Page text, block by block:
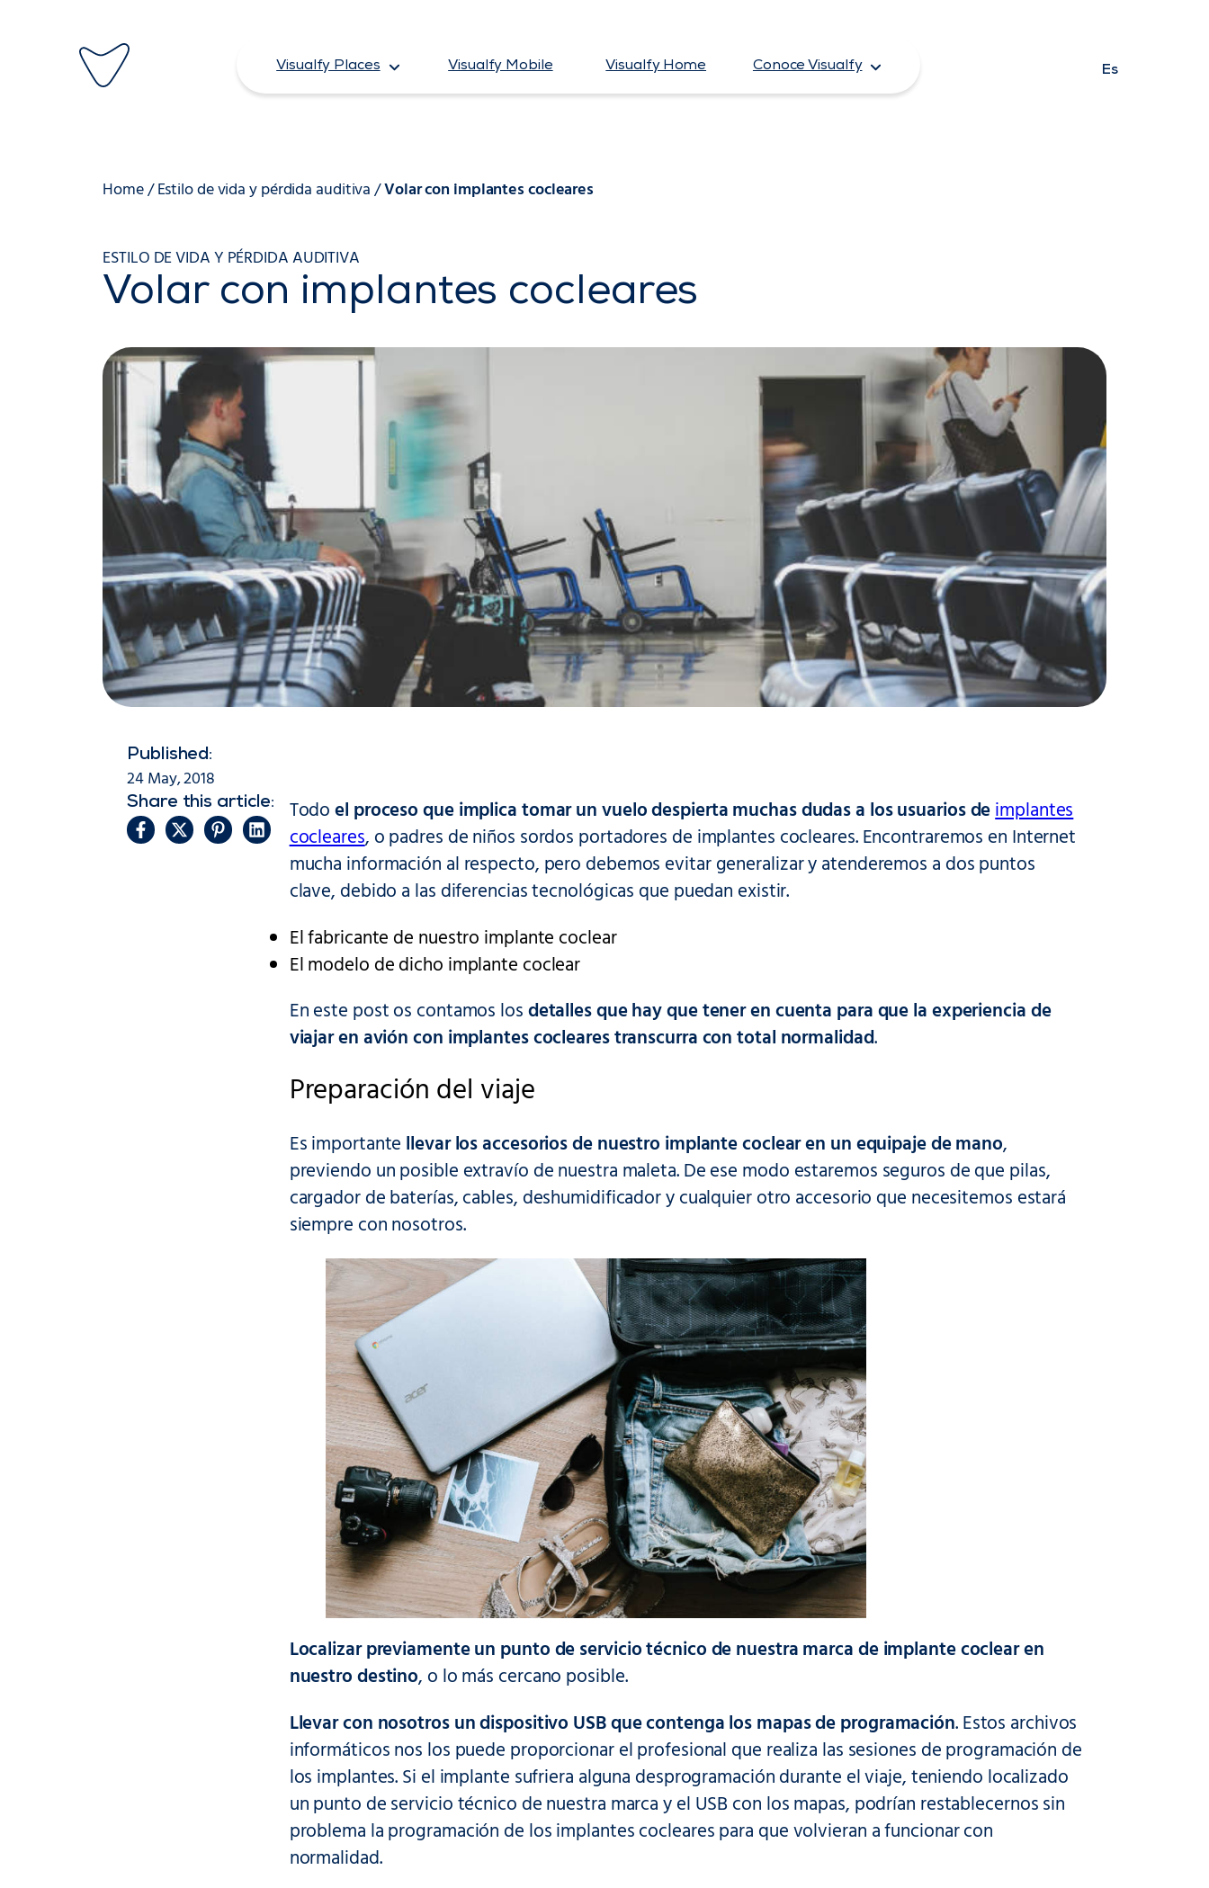
contenido
Visualfy Places Visualfy Mobile Visualfy Home Conoce Visualfy Es
Home/Estilo de vida y pérdida auditiva/Volar con implantes cocleares
ESTILO DE VIDA Y PÉRDIDA AUDITIVA
Volar con implantes cocleares
Published:
24 May, 2018
Share this article: Todoel proceso que implica tomar un vuelo despierta muchas dudas a los usuarios deimplantes
cocleares, o padres de niños sordos portadores de implantes cocleares. Encontraremos en Internet
mucha información al respecto, pero debemos evitar generalizar y atenderemos a dos puntos
clave, debido a las diferencias tecnológicas que puedan existir.
El fabricante de nuestro implante coclear
El modelo de dicho implante coclear
En este post os contamos losdetalles que hay que tener en cuenta para que la experiencia de
viajar en avión con implantes cocleares transcurra con total normalidad.
Preparación del viaje
Es importante llevar los accesorios de nuestro implante coclear en un equipaje de mano,
previendo un posible extravío de nuestra maleta. De ese modo estaremos seguros de que pilas,
cargador de baterías, cables, deshumidificador y cualquier otro accesorio que necesitemos estará
siempre con nosotros.
Localizar previamente un punto de servicio técnico de nuestra marca de implante coclear en
nuestro destino, o lo más cercano posible.
Llevar con nosotros un dispositivo USB que contenga los mapas de programación. Estos archivos
informáticos nos los puede proporcionar el profesional que realiza las sesiones de programación de
los implantes. Si el implante sufriera alguna desprogramación durante el viaje, teniendo localizado
un punto de servicio técnico de nuestra marca y el USB con los mapas, podrían restablecernos sin
problema la programación de los implantes cocleares para que volvieran a funcionar con
normalidad.